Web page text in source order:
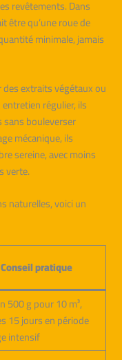
revêtements. Dans
être qu’une roue de
minimale, jamais
extraits végétaux ou
régulier, ils
bouleverser
mécanique, ils
sereine, avec moins
verte.
naturelles, voici un
Conseil pratique
500 g pour 10 m³,
15 jours en période
intensif